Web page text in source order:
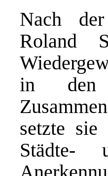
Nach der
Roland
in den
setzte sie
Städte-